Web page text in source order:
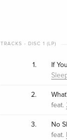
TRACKS - DISC 1 (LP)
1. If
2.
feat.
3.
No
feat.